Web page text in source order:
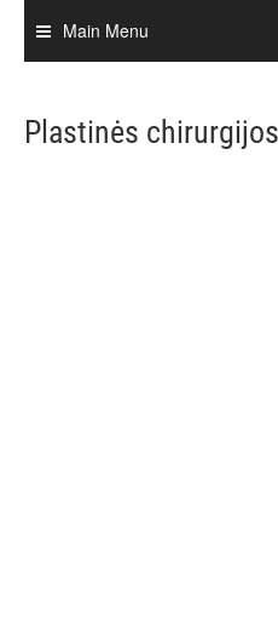
content
Main Menu
Plastinės